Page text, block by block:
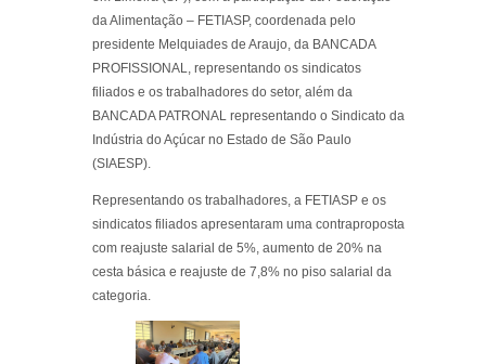
da Alimentação – FETIASP, coordenada pelo
presidente Melquiades de Araujo, da BANCADA
PROFISSIONAL, representando os sindicatos
filiados e os trabalhadores do setor, além da
BANCADA PATRONAL representando o Sindicato da
Indústria do Açúcar no Estado de São Paulo
(SIAESP).
Representando os trabalhadores, a FETIASP e os
sindicatos filiados apresentaram uma contraproposta
com reajuste salarial de 5%, aumento de 20% na
cesta básica e reajuste de 7,8% no piso salarial da
categoria.